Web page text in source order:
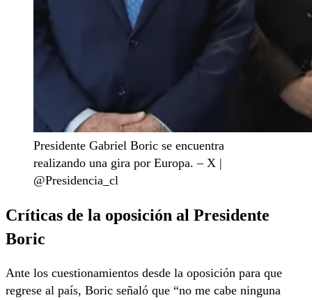
Presidente Gabriel Boric se encuentra
realizando una gira por Europa. – X |
@Presidencia_cl
Críticas de la oposición al Presidente
Boric
Ante los cuestionamientos desde la oposición para que
regrese al país, Boric señaló que “no me cabe ninguna